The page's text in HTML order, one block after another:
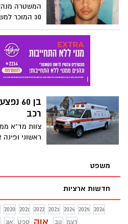
המשטרה
30 המוכר
אדם בחודש
הקורבן
אבטחה כבדה
בן
רכב
צוות מד"א
ראשוני
משפט
חדשות ארציות
2020 2021 2022 2023 2024 2025
2026
אוג ספט נוב
דצמ